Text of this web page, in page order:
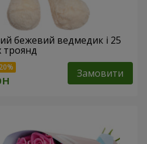
бежевий ведмедик і 25
троянд
Замовити